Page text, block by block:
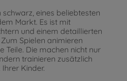
eines beliebtesten
Markt. Es ist mit
und einem detaillierten
Spielen animieren
Teile. Die machen nicht nur
trainieren zusätzlich
Kinder.